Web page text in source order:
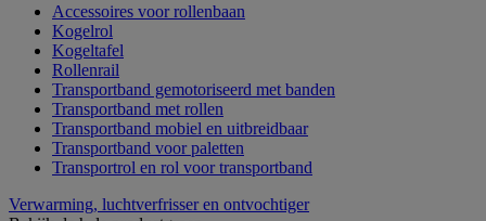
Accessoires voor rollenbaan
Kogelrol
Kogeltafel
Rollenrail
Transportband gemotoriseerd met banden
Transportband met rollen
Transportband mobiel en uitbreidbaar
Transportband voor paletten
Transportrol en rol voor transportband
Verwarming, luchtverfrisser en ontvochtiger